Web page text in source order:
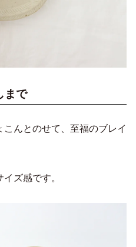
まで
んとのせて、至福のブレイ
ズ感です。